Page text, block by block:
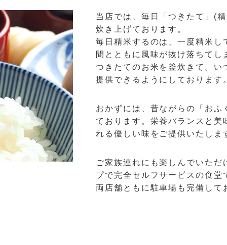
当店では、毎日「つきたて」(
炊き上げております。
毎日精米するのは、一度精米
間とともに風味が抜け落ちてし
つきたてのお米を釜炊きて。
提供できるようにしております
おかずには、昔ながらの「お
ております。栄養バランスと
れる優しい味をご提供いたしま
ご家族連れにも楽しんでいた
プで完全セルフサービスの食堂
両店舗ともに駐車場も完備して